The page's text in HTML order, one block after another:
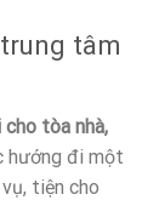
tâm
tòa nhà,
hướng đi một
tiện cho